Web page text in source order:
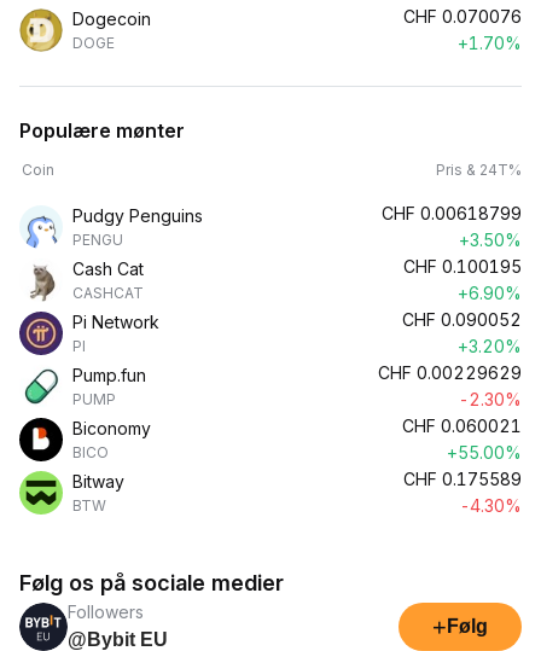
Dogecoin
DOGE
CHF 0.070076
+1.70%
Populære mønter
Coin Pris & 24T%
Pudgy Penguins
PENGU
CHF 0.00618799
+3.50%
Cash Cat
CASHCAT
CHF 0.100195
+6.90%
Pi Network
PI
CHF 0.090052
+3.20%
Pump.fun
PUMP
CHF 0.00229629
-2.30%
Biconomy
BICO
CHF 0.060021
+55.00%
Bitway
BTW
CHF 0.175589
-4.30%
Følg os på sociale medier
Followers
@Bybit EU
+ Følg